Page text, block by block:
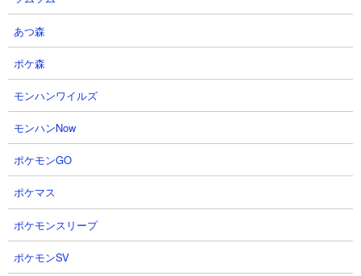
【攻略概要】
「ハカメモリー」さんの攻略動画です。ノーアイテムでにゃんコ
ンボは使徒キラーと研究力アップ（中）を使用。エイリアン雑魚
用にゼリーフィッシュ、ムキあし、ねこクール、ブランカを編成
しています。序盤は量産キャラで雑魚を処理を行い、ブランカは
サイやカバなどのHPが高い相手に向けてぶつけるようにしていま
す。有限雑魚を片付け終わったあとは初号機を出して、前線をキ
ープするだけの消化試合となってます。
あつ森
ポケ森
モンハンワイルズ
モンハンNow
ポケモンGO
ポケマス
ポケモンスリープ
ポケモンSV